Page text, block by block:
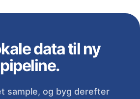
data til ny
pipeline.
sample, og byg derefter